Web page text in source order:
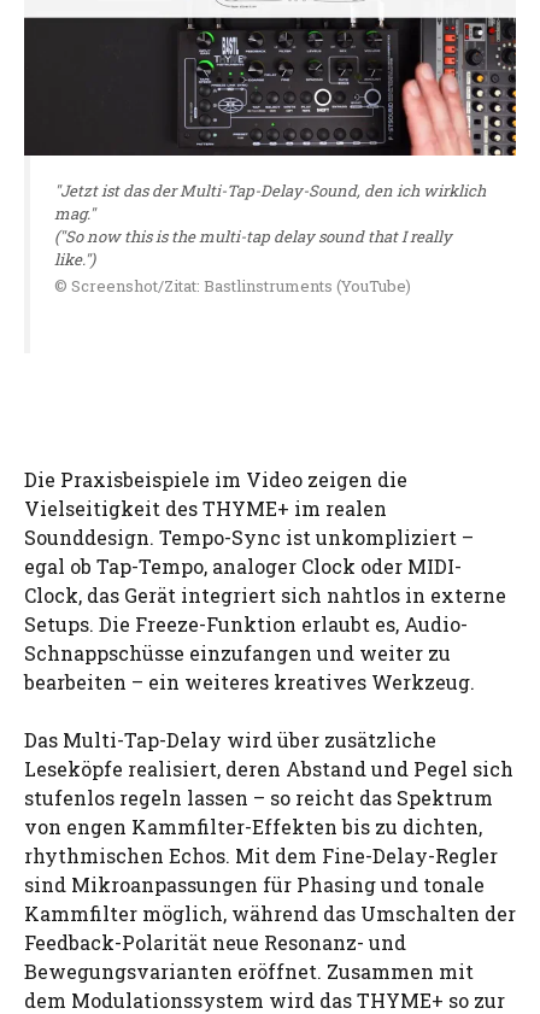
"Jetzt ist das der Multi-Tap-Delay-Sound, den ich wirklich
mag."
("So now this is the multi-tap delay sound that I really
like.")
© Screenshot/Zitat: Bastlinstruments (YouTube)
Die Praxisbeispiele im Video zeigen die
Vielseitigkeit des THYME+ im realen
Sounddesign. Tempo-Sync ist unkompliziert –
egal ob Tap-Tempo, analoger Clock oder MIDI-
Clock, das Gerät integriert sich nahtlos in externe
Setups. Die Freeze-Funktion erlaubt es, Audio-
Schnappschüsse einzufangen und weiter zu
bearbeiten – ein weiteres kreatives Werkzeug.
Das Multi-Tap-Delay wird über zusätzliche
Leseköpfe realisiert, deren Abstand und Pegel sich
stufenlos regeln lassen – so reicht das Spektrum
von engen Kammfilter-Effekten bis zu dichten,
rhythmischen Echos. Mit dem Fine-Delay-Regler
sind Mikroanpassungen für Phasing und tonale
Kammfilter möglich, während das Umschalten der
Feedback-Polarität neue Resonanz- und
Bewegungsvarianten eröffnet. Zusammen mit
dem Modulationssystem wird das THYME+ so zur